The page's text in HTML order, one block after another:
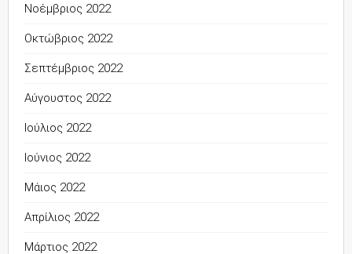
Νοέμβριος 2022
Οκτώβριος 2022
Σεπτέμβριος 2022
Αύγουστος 2022
Ιούλιος 2022
Ιούνιος 2022
Μάιος 2022
Απρίλιος 2022
Μάρτιος 2022